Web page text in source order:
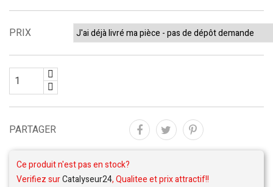
PRIX
PARTAGER
Ce produit n'est pas en stock?
Verifiez surCatalyseur24, Qualitee et prix attractif!!